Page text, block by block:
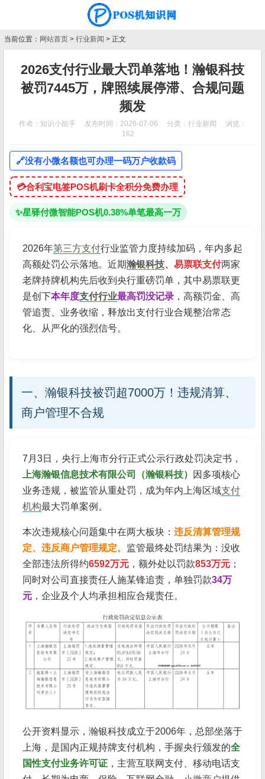
当前位置： 网站首页 > 行业新闻 > 正文
2026支付行业最大罚单落地！瀚银科技
被罚7445万，牌照续展停滞、合规问题
频发
作者：知识小能手 发布时间：2026-07-06 分类： 行业新闻
浏览：
162
🔗没有小微名额也可办理一码万户收款码
💳合利宝电签POS机刷卡全积分免费办理
✨星驿付微智能POS机0.38%单笔最高一万
2026年第三方支付行业监管力度持续加码，年内多起
高额处罚公示落地。近期瀚银科技、易票联支付两家
老牌持牌机构先后收到央行重磅罚单，其中易票联更
是创下本年度支付行业最高罚没记录 ，高额罚金、高
管追责、业务收缩，释放出支付行业合规整治常态
化、从严化的强烈信号。
一、瀚银科技被罚超7000万！违规清算、
商户管理不合规
7月3日，央行上海市分行正式公示行政处罚决定书，
上海瀚银信息技术有限公司（瀚银科技）
因多项核心
业务违规，被监管从重处罚，成为年内上海区域支付
机构最大罚单案例。
本次违规核心问题集中在两大板块： 违反清算管理规
定、违反商户管理规定。监管最终处罚结果为：没收
全部违法所得约6592万元 ，额外处以罚款853万元 ；
同时对公司直接责任人施某锋追责，单独罚款34万
元 ，企业及个人均承担相应合规责任。
公开资料显示，瀚银科技成立于2006年，总部坐落于
上海，是国内正规持牌支付机构，手握央行颁发的全
国性支付业务许可证 ，主营互联网支付、移动电话支